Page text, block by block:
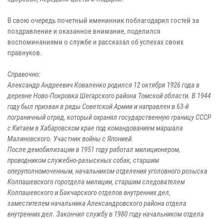
В свою очередь почетный именинник поблагодарил гостей за
поздравление и оказанное внимание, поделился
воспоминаниями о службе и рассказал об успехах своих
правнуков.
Справочно:
Александр Андреевич Коваленко родился 12 октября 1926 года в
деревне Ново-Покровка Шегарского района Томской области. В 1944
году был призван в ряды Советской Армии и направлен в 63-й
пограничный отряд, который охранял государственную границу СССР
с Китаем в Хабаровском крае под командованием маршала
Малиновского. Участник войны с Японией.
После демобилизации в 1951 году работал милиционером,
проводником служебно-разыскных собак, старшим
оперуполномоченным, начальником отделения уголовного розыска
Колпашевского горотдела милиции, старшим следователем
Колпашевского и Бакчарского отделов внутренних дел,
заместителем начальника Александровского района отдела
внутренних дел. Закончил службу в 1980 году начальником отдела